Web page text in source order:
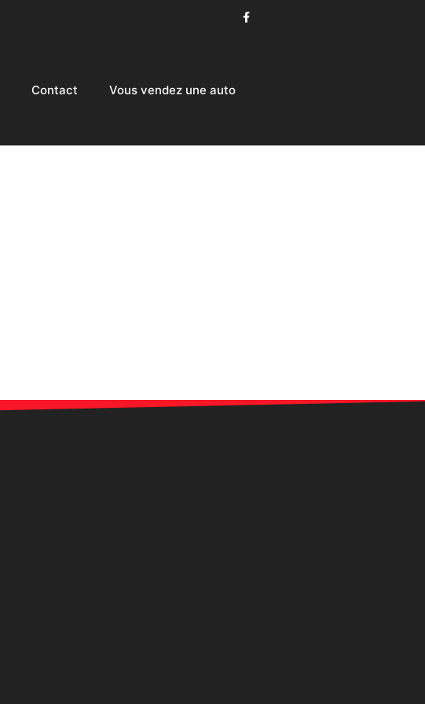
Contact Vous vendez une auto